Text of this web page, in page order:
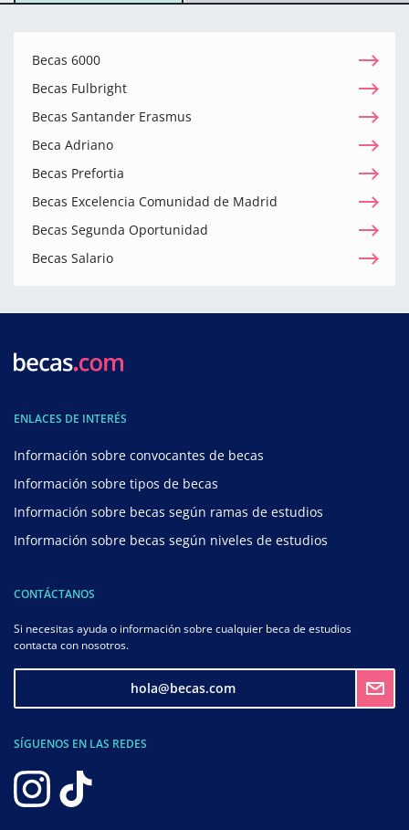
Becas 6000
Becas Fulbright
Becas Santander Erasmus
Beca Adriano
Becas Prefortia
Becas Excelencia Comunidad de Madrid
Becas Segunda Oportunidad
Becas Salario
ENLACES DE INTERÉS
Información sobre convocantes de becas
Información sobre tipos de becas
Información sobre becas según ramas de estudios
Información sobre becas según niveles de estudios
CONTÁCTANOS
Si necesitas ayuda o información sobre cualquier beca de estudios
contacta con nosotros.
hola@becas.com
SÍGUENOS EN LAS REDES